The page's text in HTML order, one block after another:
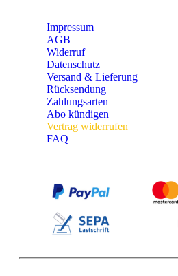
Impressum
AGB
Widerruf
Datenschutz
Versand & Lieferung
Rücksendung
Zahlungsarten
Abo kündigen
Vertrag widerrufen
FAQ